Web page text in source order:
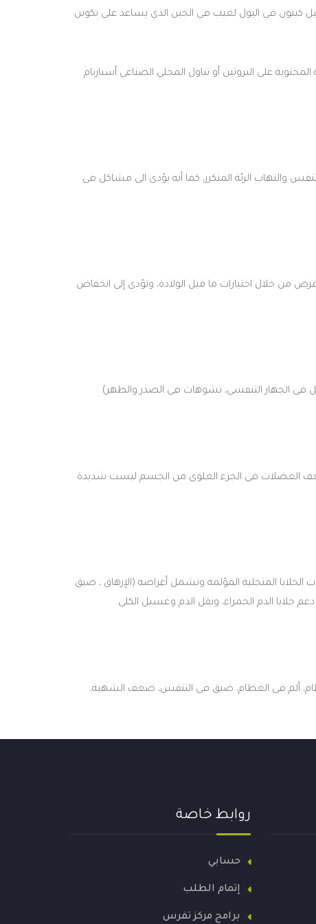
كيتون في البول لعيب في الجين الذي يساعد على تكوين
على البروتين أو تناول المحلي الصناعي أسبارتام.
والتهاب الرئة المتكرر، كما أنه يؤدى الى مشاكل فى
عن نسخة إضافية من الجينات الموجودة على الكروموسوم 21، يمكن اكتشاف المرض من خلال اختبارات ما قبل الولادة، وتؤدى إلى انخفاض
العضلات فى الجزء العلوى من الجسم ليست شديدة
المنجلية المؤلمة وتشمل أعراضه (الإرهاق ، ضيق
خلايا الدم الحمراء، ونقل الدم وغسيل الكلى.
ألم فى العظام، ضيق فى التنفس، ضعف الشهية،
روابط خاصة
حسابي
إتمام الطلب
برامج مركز تفرس